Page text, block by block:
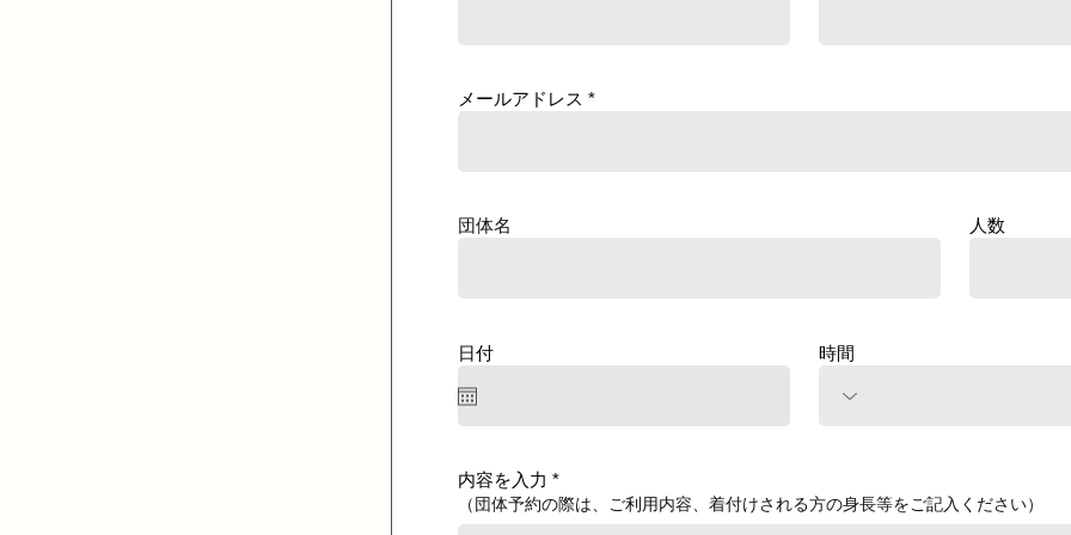
メールアドレス
団体名 人数
日付 時間
内容を入力
（団体予約の際は、ご利用内容、着付けされる方の身長等をご記入ください）